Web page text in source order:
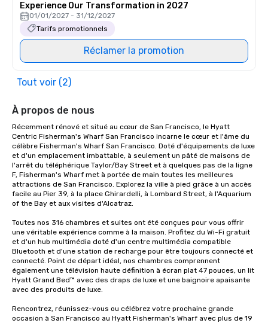
Experience Our Transformation in 2027
01/01/2027 - 31/12/2027
Tarifs promotionnels
Réclamer la promotion
Tout voir (2)
À propos de nous
Récemment rénové et situé au cœur de San Francisco, le Hyatt
Centric Fisherman's Wharf San Francisco incarne le cœur et l'âme du
célèbre Fisherman's Wharf San Francisco. Doté d'équipements de luxe
et d'un emplacement imbattable, à seulement un pâté de maisons de
l'arrêt du téléphérique Taylor/Bay Street et à quelques pas de la ligne
F, Fisherman's Wharf met à portée de main toutes les meilleures
attractions de San Francisco. Explorez la ville à pied grâce à un accès
facile au Pier 39, à la place Ghirardelli, à Lombard Street, à l'Aquarium
of the Bay et aux visites d'Alcatraz.
Toutes nos 316 chambres et suites ont été conçues pour vous offrir
une véritable expérience comme à la maison. Profitez du Wi-Fi gratuit
et d'un hub multimédia doté d'un centre multimédia compatible
Bluetooth et d'une station de recharge pour être toujours connecté et
connecté. Point de départ idéal, nos chambres comprennent
également une télévision haute définition à écran plat 47 pouces, un lit
Hyatt Grand Bed™ avec des draps de luxe et une baignoire apaisante
avec des produits de luxe.
Rencontrez, réunissez-vous ou célébrez votre prochaine grande
occasion à San Francisco au Hyatt Fisherman's Wharf avec plus de 19